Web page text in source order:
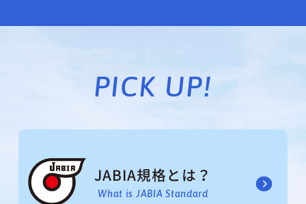
PICK UP!
JABIA規格とは？
What is JABIA Standard